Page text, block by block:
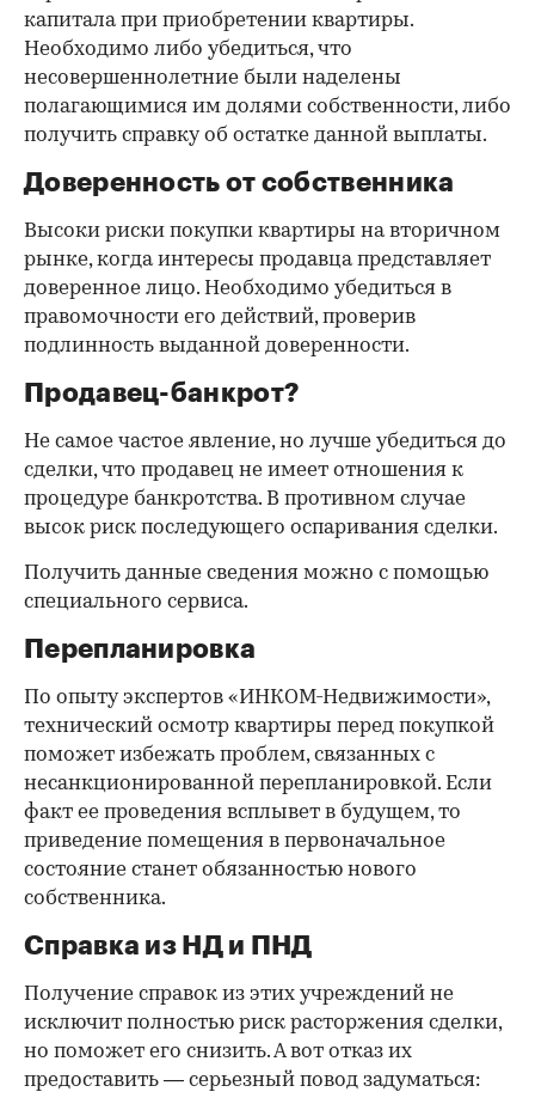
капитала при приобретении квартиры.
Необходимо либо убедиться, что
несовершеннолетние были наделены
полагающимися им долями собственности, либо
получить справку об остатке данной выплаты.
Доверенность от собственника
Высоки риски покупки квартиры на вторичном
рынке, когда интересы продавца представляет
доверенное лицо. Необходимо убедиться в
правомочности его действий, проверив
подлинность выданной доверенности.
Продавец-банкрот?
Не самое частое явление, но лучше убедиться до
сделки, что продавец не имеет отношения к
процедуре банкротства. В противном случае
высок риск последующего оспаривания сделки.
Получить данные сведения можно с помощью
специального сервиса.
Перепланировка
По опыту экспертов «ИНКОМ-Недвижимости»,
технический осмотр квартиры перед покупкой
поможет избежать проблем, связанных с
несанкционированной перепланировкой. Если
факт ее проведения всплывет в будущем, то
приведение помещения в первоначальное
состояние станет обязанностью нового
собственника.
Справка из НД и ПНД
Получение справок из этих учреждений не
исключит полностью риск расторжения сделки,
но поможет его снизить. А вот отказ их
предоставить — серьезный повод задуматься: